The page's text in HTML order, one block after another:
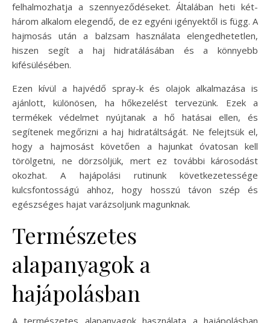
felhalmozhatja a szennyeződéseket. Általában heti két-
három alkalom elegendő, de ez egyéni igényektől is függ. A
hajmosás után a balzsam használata elengedhetetlen,
hiszen segít a haj hidratálásában és a könnyebb
kifésülésében.
Ezen kívül a hajvédő spray-k és olajok alkalmazása is
ajánlott, különösen, ha hőkezelést tervezünk. Ezek a
termékek védelmet nyújtanak a hő hatásai ellen, és
segítenek megőrizni a haj hidratáltságát. Ne felejtsük el,
hogy a hajmosást követően a hajunkat óvatosan kell
törölgetni, ne dörzsöljük, mert ez további károsodást
okozhat. A hajápolási rutinunk következetessége
kulcsfontosságú ahhoz, hogy hosszú távon szép és
egészséges hajat varázsoljunk magunknak.
Természetes
alapanyagok a
hajápolásban
A természetes alapanyagok használata a hajápolásban